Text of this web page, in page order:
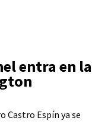
entra en la
Castro Espín ya se